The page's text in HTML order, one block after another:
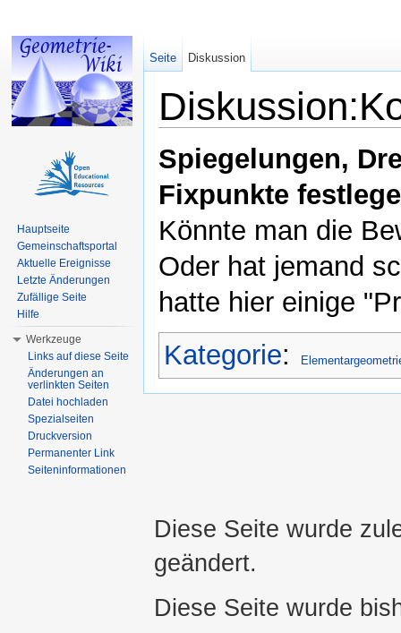
Spiegelungen,
Fixpunkte
Könnte man die
Oder hat jemand
hatte hier einige
Kategorie:
Seite Diskussion
Hauptseite
Gemeinschaftsportal
Aktuelle Ereignisse
Letzte Änderungen
Zufällige Seite
Hilfe
Werkzeuge
Links auf diese Seite
Änderungen an
verlinkten Seiten
Datei hochladen
Spezialseiten
Druckversion
Permanenter Link
Seiteninformationen
Diese Seite wurde
geändert.
Diese Seite wurde